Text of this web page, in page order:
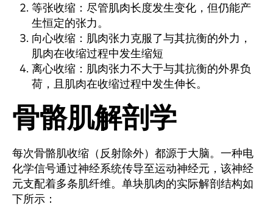
等张收缩：尽管肌肉长度发生变化，但仍能产
生恒定的张力。
向心收缩：肌肉张力克服了与其抗衡的外力，
肌肉在收缩过程中发生缩短
离心收缩：肌肉张力不大于与其抗衡的外界负
荷，且肌肉在收缩过程中发生伸长。
骨骼肌解剖学
每次骨骼肌收缩（反射除外）都源于大脑。一种电
化学信号通过神经系统传导至运动神经元，该神经
元支配着多条肌纤维。单块肌肉的实际解剖结构如
下所示：